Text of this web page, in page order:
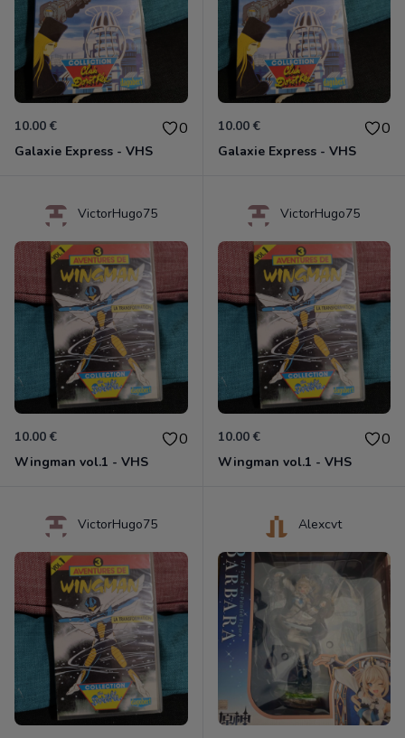
10.00 € 0
Galaxie Express - VHS
10.00 € 0
Galaxie Express - VHS
VictorHugo75
10.00 € 0
Wingman vol.1 - VHS
VictorHugo75
10.00 € 0
Wingman vol.1 - VHS
VictorHugo75 Alexcvt